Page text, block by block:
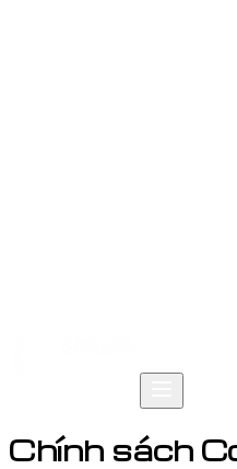
Chính sách